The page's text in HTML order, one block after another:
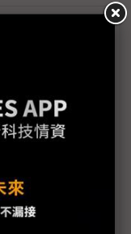
案
新方案成焦點